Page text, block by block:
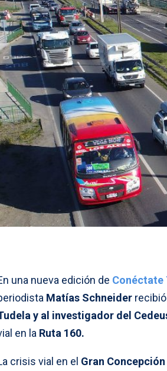
una nueva edición de Conéctate
Matías Schneider
y al investigador del
en la Ruta 160.
crisis vial en el Gran Concepción